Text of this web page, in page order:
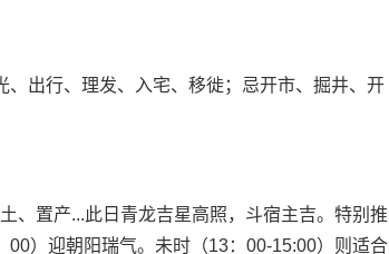
、出行、理发、入宅、移徙；忌开市、掘井、开
、置产...此日青龙吉星高照，斗宿主吉。特别推
）迎朝阳瑞气。未时（13：00-15:00）则适合